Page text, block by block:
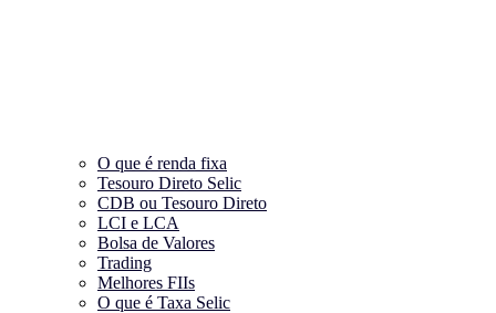
O que é renda fixa
Tesouro Direto Selic
CDB ou Tesouro Direto
LCI e LCA
Bolsa de Valores
Trading
Melhores FIIs
O que é Taxa Selic